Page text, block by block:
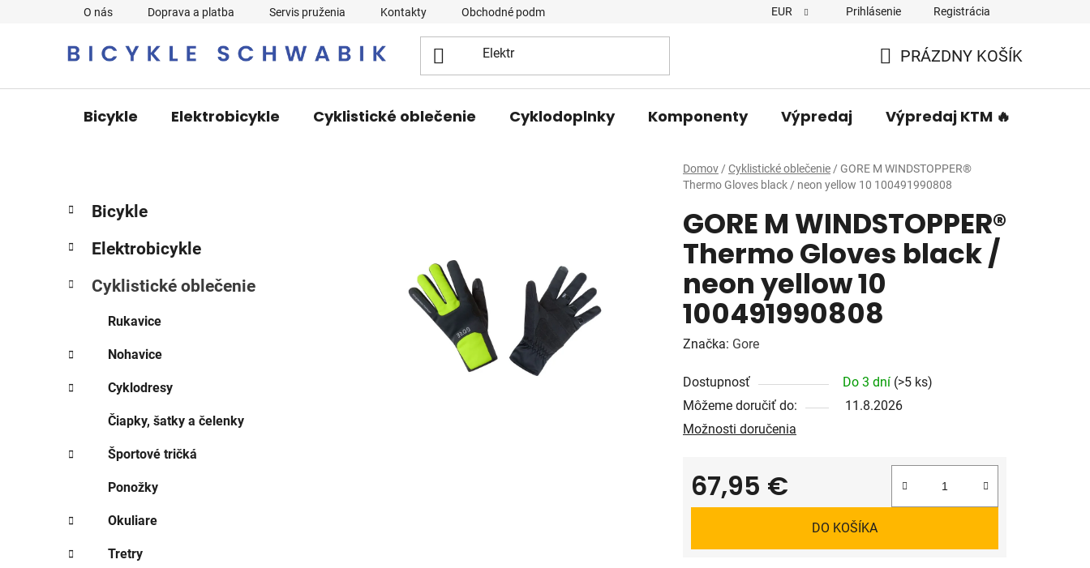
O nás Doprava a platba Servis pruženia Kontakty Obchodné podmienky EUR Prihlásenie Registrácia
KOŠÍK
PRÁZDNY KOŠÍK
Bicykle Elektrobicykle Cyklistické oblečenie Cyklodoplnky Komponenty Výpredaj Výpredaj KTM 🔥
Domov / Cyklistické oblečenie / GORE M WINDSTOPPER®
Thermo Gloves black / neon yellow 10 100491990808
B
o
č
ý
n
l
kategórie
K
a
e
ó
Bicykle
Elektrobicykle
Cyklistické oblečenie
Rukavice
Nohavice
Cyklodresy
Čiapky, šatky a čelenky
Športové tričká
Ponožky
Okuliare
Tretry
GORE M WINDSTOPPER®
Thermo Gloves black /
neon yellow 10
100491990808
Značka: Gore
Dostupnosť Do 3 dní (>5 ks)
Môžeme doručiť do:
11.8.2026
Možnosti doručenia
67,95 €
Jednotková cena:
DO KOŠÍKA